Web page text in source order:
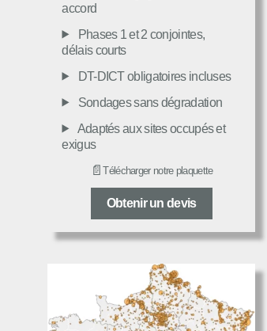
Passable
accord
Phases 1 et 2 conjointes,
délais courts
DT-DICT obligatoires incluses
Sondages sans dégradation
Adaptés aux sites occupés et
exigus
📄Télécharger notre plaquette
Obtenir un devis